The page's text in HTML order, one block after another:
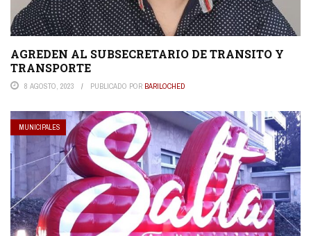
AGREDEN AL SUBSECRETARIO DE TRANSITO Y
TRANSPORTE
8 AGOSTO, 2023 PUBLICADO POR BARILOCHED
MUNICIPALES